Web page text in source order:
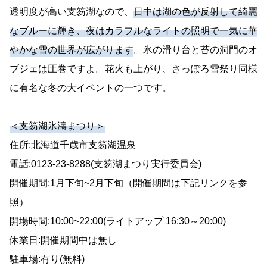
透明度が高い支笏湖なので、 日中は湖の色が反射して綺麗
なブルーに輝き、夜はカラフルなライトの照明で一気に華
やかな雪の世界が広がります。氷の滑り台と苔の洞門のオ
ブジェは圧巻ですよ。花火も上がり、さっぽろ雪祭り同様
に有名な冬の大イベントの一つです。
＜支笏湖氷濤まつり＞
住所:北海道千歳市支笏湖温泉
電話:0123-23-8288(支笏湖まつり実行委員会)
開催期間:1月下旬~2月下旬（開催期間は下記リンクを参
照）
開場時間:10:00~22:00(ライトアップ 16:30～20:00)
休業日:開催期間中は無し
駐車場:有り(無料)